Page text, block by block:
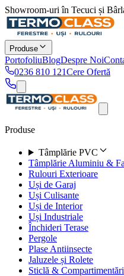
Showroom-uri în Tecuci și
Produse
PortofoliuBlogDespre Noi
0236 810 121Cere Ofertă
Produse
Tâmplărie PVC
Tâmplărie Aluminiu &
Rulouri Exterioare
Uși de Garaj
Uși Culisante
Uși de Interior
Uși Industriale
Închideri Terase
Pergole
Plase Antiinsecte
Jaluzele și Rolete
Sticlă & Compartimentări